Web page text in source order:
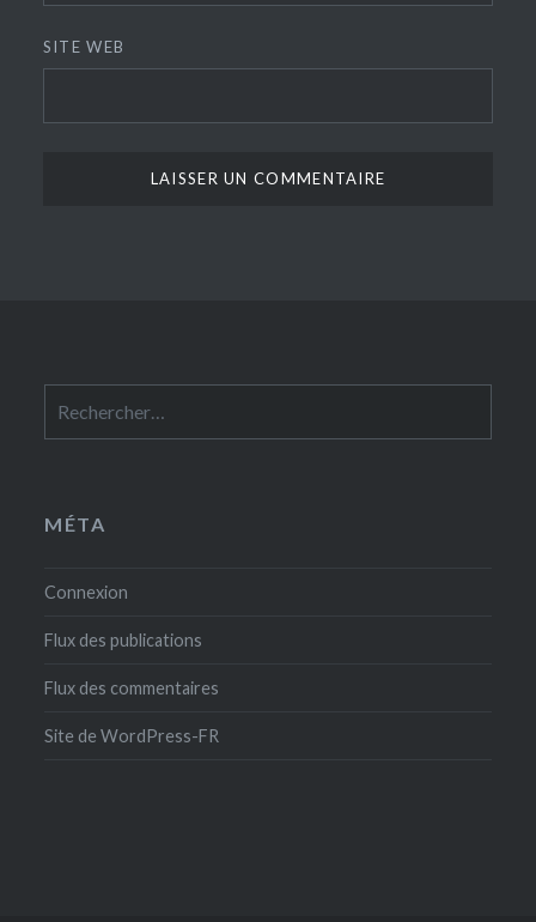
SITE WEB
MÉTA
Connexion
Flux des publications
Flux des commentaires
Site de WordPress-FR